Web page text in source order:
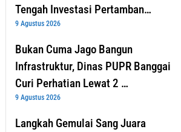
Tengah Investasi Pertamban…
9 Agustus 2026
Bukan Cuma Jago Bangun
Infrastruktur, Dinas PUPR Banggai
Curi Perhatian Lewat 2 …
9 Agustus 2026
Langkah Gemulai Sang Juara